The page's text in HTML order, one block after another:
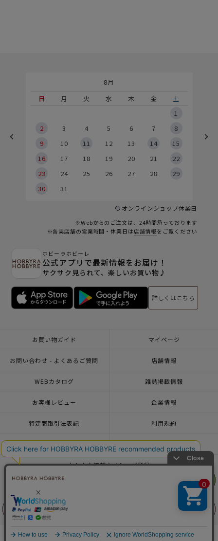
前に戻る
フェア
前に戻る
フェア
8月
日
月 火 水 木 金
土
1
2
3 4 5 6 7
8
9
10 11 12 13 14
15
16
17 18 19 20 21
22
23
24 25 26 27 28
29
30
31
オンラインショップ休業日
※Webからのご注文は、24時間承っております
※各実店舗の営業時間・休業日は店舗情報をご覧ください
ホビーラホビーレ
公式アプリで最新情報をお届け！
サクサク見られて、楽しいお買い物♪
詳しくはこちら
お買い物ガイド マイページ
お問い合わせ - よくあるご質問 店舗情報
WEBカタログ 雑誌掲載情報
お客様レビュー 企業情報
特定商取引法表記 利用規約
一緒に働こう♪求人情報
おトクな情報♪メルマガ登録
© 2026 HOBBYRA HOBBYRE CORPORATION ALL Rights Reserved